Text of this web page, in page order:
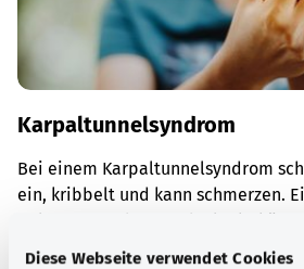
Diese Webseite verwendet Cookies
Karpaltunnelsyndrom
Bei einem Karpaltunnelsyndrom
ein, kribbelt und kann schmerzen.
sein.